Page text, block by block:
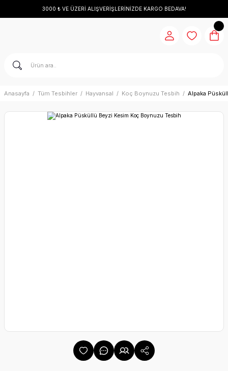
3000 ₺ VE ÜZERİ ALIŞVERİŞLERİNİZDE KARGO BEDAVA!
Anasayfa Tüm Tesbihler Hayvansal Koç Boynuzu Tesbih Alpaka